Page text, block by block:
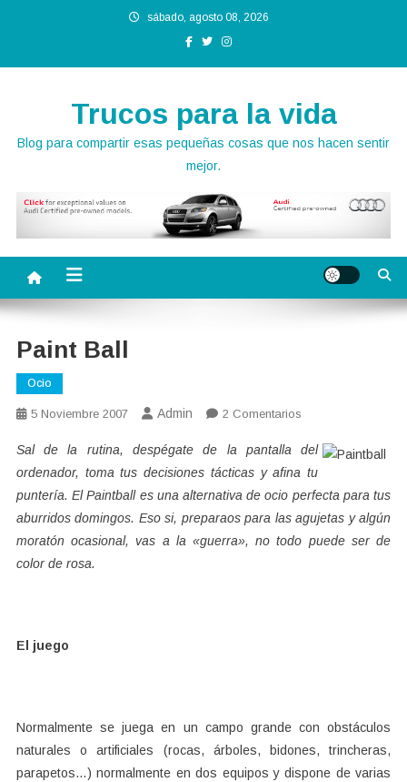
sábado, agosto 08, 2026
Trucos para la vida
Blog para compartir esas pequeñas cosas que nos hacen sentir
mejor.
Paint Ball
Ocio
5 Noviembre 2007 Admin 2 ComentariosEn
Ball
Sal de la rutina, despégate de la pantalla del
ordenador, toma tus decisiones tácticas y afina tu
puntería. El Paintball es una alternativa de ocio perfecta para tus
aburridos domingos. Eso si, preparaos para las agujetas y algún
moratón ocasional, vas a la «guerra», no todo puede ser de
color de rosa.
El juego
Normalmente se juega en un campo grande con obstáculos
naturales o artificiales (rocas, árboles, bidones, trincheras,
parapetos…) normalmente en dos equipos y dispone de varias